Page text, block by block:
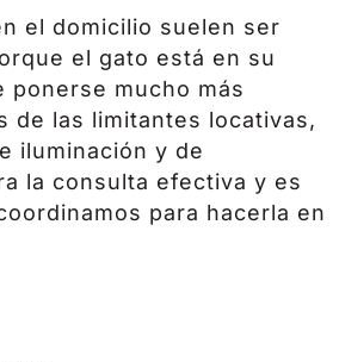
el domicilio suelen ser
el gato está en su
mucho más
de las limitantes locativas,
iluminación y de
la consulta efectiva y es
para hacerla en